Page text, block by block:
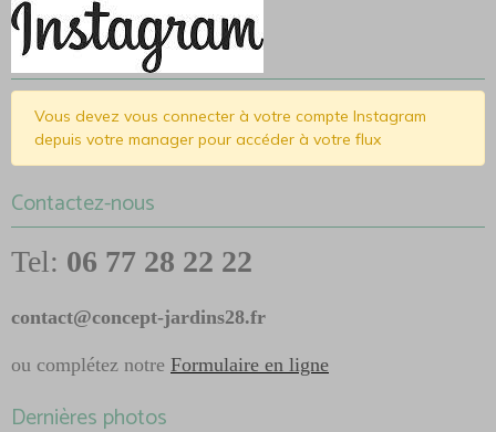
Vous devez vous connecter à votre compte Instagram
depuis votre manager pour accéder à votre flux
Contactez-nous
Tel: 06 77 28 22 22
contact@concept-jardins28.fr
ou complétez notre Formulaire en ligne
Dernières photos